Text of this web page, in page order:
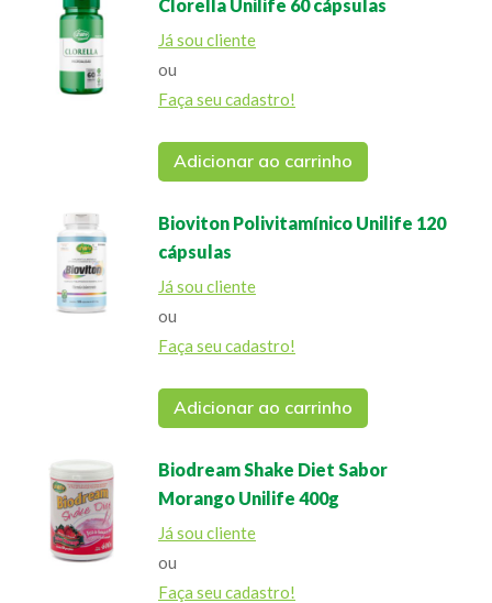
Clorella Unilife 60 cápsulas
Já sou cliente
ou
Faça seu cadastro!
Adicionar ao carrinho
Bioviton Polivitamínico Unilife 120
cápsulas
Já sou cliente
ou
Faça seu cadastro!
Adicionar ao carrinho
Biodream Shake Diet Sabor
Morango Unilife 400g
Já sou cliente
ou
Faça seu cadastro!